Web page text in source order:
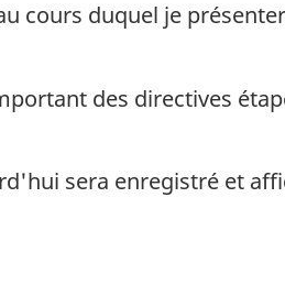
cours duquel je
des directives
sera enregistré et